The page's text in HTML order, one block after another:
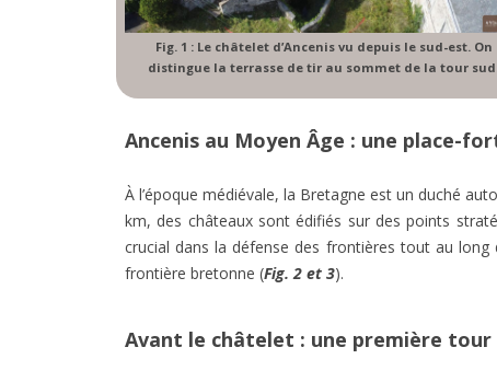
Fig. 1 : Le châtelet d’Ancenis vu depuis le sud-est. On
distingue la terrasse de tir au sommet de la tour sud.
Ancenis au Moyen Âge : une place-
À l’époque médiévale, la Bretagne est un duché
km, des châteaux sont édifiés sur des points
crucial dans la défense des frontières tout au
frontière bretonne (Fig. 2 et 3).
Avant le châtelet : une première tour